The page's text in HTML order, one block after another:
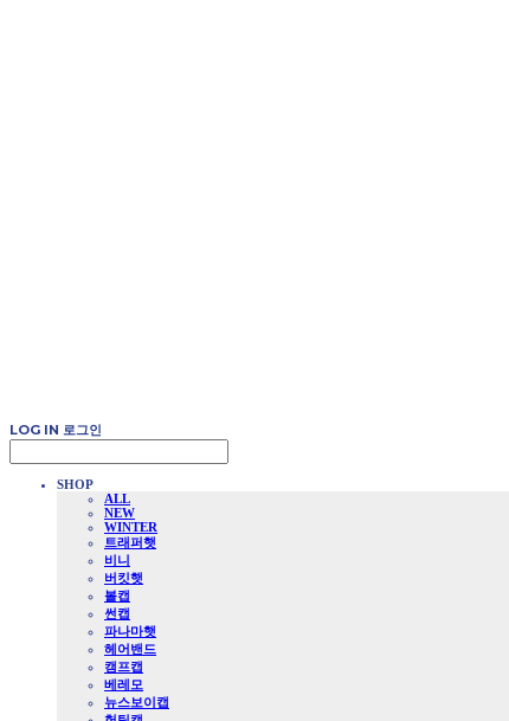
LOG IN 로그인
SHOP
ALL
NEW
WINTER
트래퍼햇
비니
버킷햇
볼캡
썬캡
파나마햇
헤어밴드
캠프캡
베레모
뉴스보이캡